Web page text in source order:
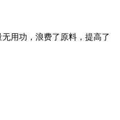
用功，浪费了原料，提高了